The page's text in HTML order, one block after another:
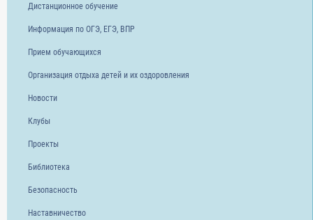
Дистанционное обучение
Информация по ОГЭ, ЕГЭ, ВПР
Прием обучающихся
Организация отдыха детей и их оздоровления
Новости
Клубы
Проекты
Библиотека
Безопасность
Наставничество